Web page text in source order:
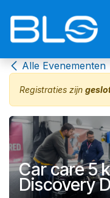
Alle Evenementen
Registraties zijn
Car care 5
Discovery